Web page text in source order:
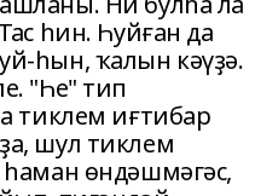
һин. Һуйған да
һын, ҡалын кəүҙə.
"Һе" тип
иғтибар
шул тиклем
ɵндəшмəгəс,